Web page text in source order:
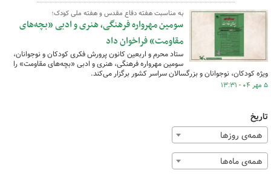
به مناسبت هفته دفاع مقدس و هفته ملی کودک؛
سومین مهرواره فرهنگی، هنری و ادبی «بچه‌های
مقاومت» فراخوان داد
ستاد محرم و اربعین کانون پرورش فکری کودکان و نوجوانان،
سومین مهرواره فرهنگی، هنری و ادبی «بچه‌های مقاومت» را
ویژه کودکان، نوجوانان و بزرگسالان سراسر کشور برگزار می‌کند.
۵ مهر ۰۴ - ۱۳:۳۱
تاریخ
همه‌ی روزها
همه‌ی ماه‌ها